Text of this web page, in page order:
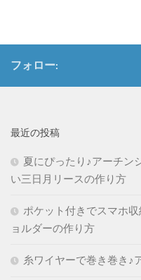
フォロー:
最近の投稿
夏にぴったり♪アーチン
い三日月リースの作り方
ポケット付きでスマホ
ョルダーの作り方
糸ワイヤーで巻き巻き♪